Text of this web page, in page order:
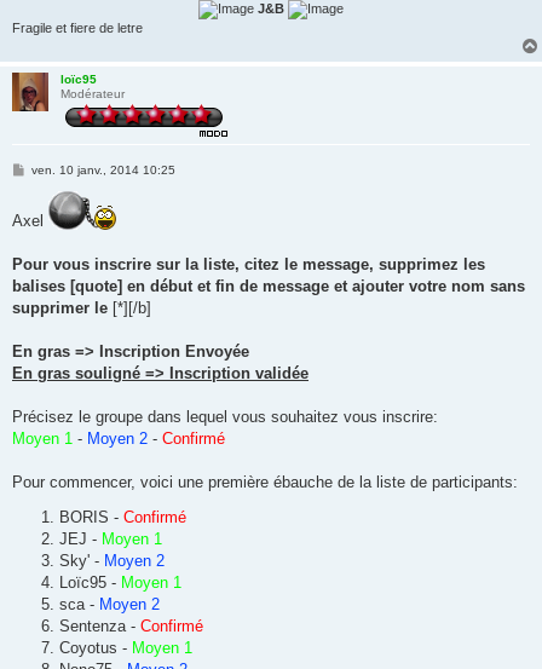
J&B
Fragile et fiere de letre
loïc95
Modérateur
M
a
ven. 10 janv., 2014 10:25
Axel
Pour vous inscrire sur la liste, citez le message, supprimez les
balises [quote] en début et fin de message et ajouter votre nom sans
supprimer le [*][/b]
En gras => Inscription Envoyée
En gras souligné => Inscription validée
Précisez le groupe dans lequel vous souhaitez vous inscrire:
Moyen 1 - Moyen 2 - Confirmé
Pour commencer, voici une première ébauche de la liste de participants:
BORIS - Confirmé
JEJ - Moyen 1
Sky' - Moyen 2
Loïc95 - Moyen 1
sca - Moyen 2
Sentenza - Confirmé
Coyotus - Moyen 1